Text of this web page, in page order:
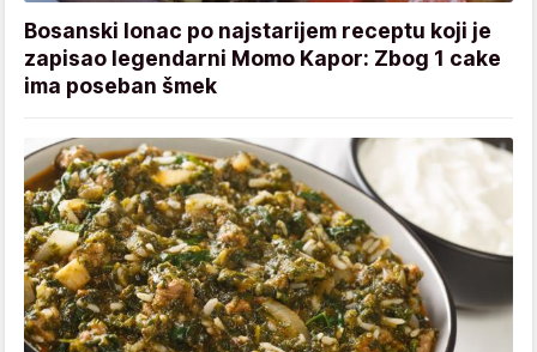
Bosanski lonac po najstarijem receptu koji je
zapisao legendarni Momo Kapor: Zbog 1 cake
ima poseban šmek